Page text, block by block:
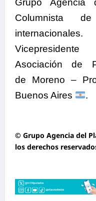
Grupo Agencia
Columnista
internacionales.
Asociación de
de Moreno –
Buenos Aires
.
© Grupo Agencia del
los derechos